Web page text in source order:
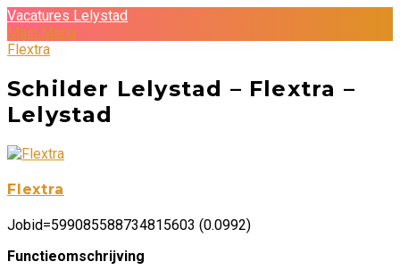
Vacatures Lelystad
Main Menu
Flextra
Schilder Lelystad – Flextra –
Lelystad
Flextra
Jobid=599085588734815603 (0.0992)
Functieomschrijving